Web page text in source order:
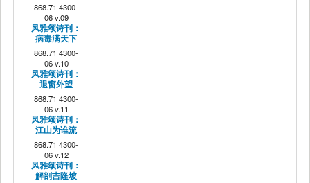
868.71 4300-
06 v.09
风雅颂诗刊：
病毒满天下
868.71 4300-
06 v.10
风雅颂诗刊：
退窗外望
868.71 4300-
06 v.11
风雅颂诗刊：
江山为谁流
868.71 4300-
06 v.12
风雅颂诗刊：
解剖吉隆坡